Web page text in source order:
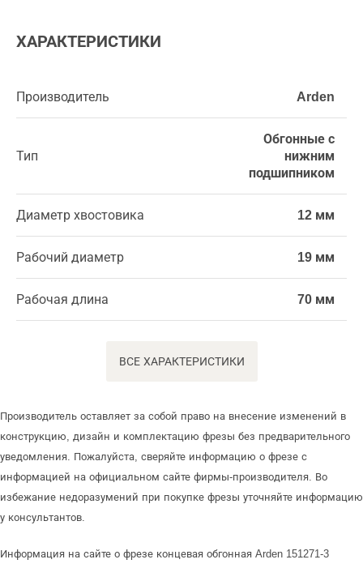
ХАРАКТЕРИСТИКИ
Производитель Arden
Тип
Обгонные с
нижним
подшипником
Диаметр хвостовика 12 мм
Рабочий диаметр 19 мм
Рабочая длина 70 мм
ВСЕ ХАРАКТЕРИСТИКИ
Производитель оставляет за собой право на внесение изменений в
конструкцию, дизайн и комплектацию фрезы без предварительного
уведомления. Пожалуйста, сверяйте информацию о фрезе с
информацией на официальном сайте фирмы-производителя. Во
избежание недоразумений при покупке фрезы уточняйте информацию
у консультантов.
Информация на сайте о фрезе концевая обгонная Arden 151271-3